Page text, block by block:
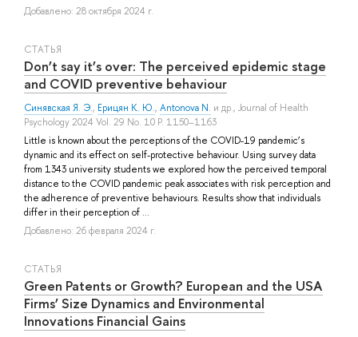
Добавлено: 28 октября 2024 г.
СТАТЬЯ
Don’t say it’s over: The perceived epidemic stage
and COVID preventive behaviour
Синявская Я. Э., Ерицян К. Ю., Antonova N. и др., Journal of Health
Psychology 2024 Vol. 29 No. 10 P. 1150–1163
Little is known about the perceptions of the COVID-19 pandemic’s
dynamic and its effect on self-protective behaviour. Using survey data
from 1343 university students we explored how the perceived temporal
distance to the COVID pandemic peak associates with risk perception and
the adherence of preventive behaviours. Results show that individuals
differ in their perception of ...
Добавлено: 26 февраля 2024 г.
СТАТЬЯ
Green Patents or Growth? European and the USA
Firms’ Size Dynamics and Environmental
Innovations Financial Gains